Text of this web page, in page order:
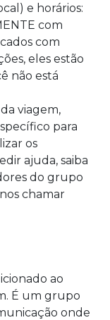
e horários:
com
com
eles estão
não está
viagem,
para
os
ajuda, saiba
do grupo
chamar
ao
É um grupo
onde